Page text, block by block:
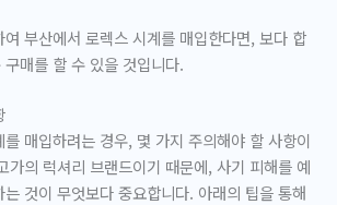
부산에서 로렉스 시계를 매입한다면, 보다 합
매를 할 수 있을 것입니다.
매입하려는 경우, 몇 가지 주의해야 할 사항이
가의 럭셔리 브랜드이기 때문에, 사기 피해를 예
것이 무엇보다 중요합니다. 아래의 팁을 통해